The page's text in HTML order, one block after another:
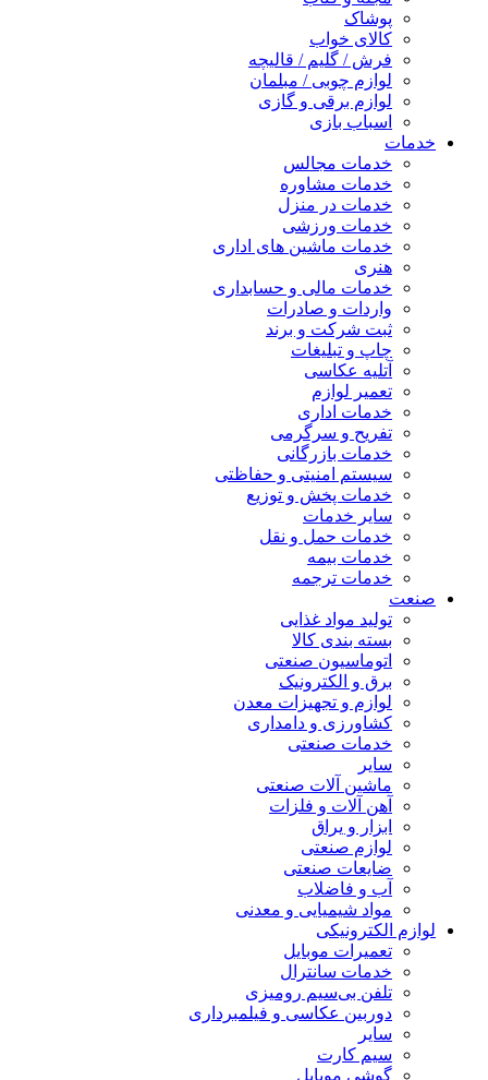
پوشاک
کالای خواب
فرش / گلیم / قالیچه
لوازم چوبی / مبلمان
لوازم برقی و گازی
اسباب بازی
خدمات
خدمات مجالس
خدمات مشاوره
خدمات در منزل
خدمات ورزشی
خدمات ماشین های اداری
هنری
خدمات مالی و حسابداری
واردات و صادرات
ثبت شرکت و برند
چاپ و تبلیغات
آتلیه عکاسی
تعمیر لوازم
خدمات اداری
تفریح و سرگرمی
خدمات بازرگانی
سیستم امنیتی و حفاظتی
خدمات پخش و توزیع
سایر خدمات
خدمات حمل و نقل
خدمات بیمه
خدمات ترجمه
صنعت
تولید مواد غذایی
بسته بندی کالا
اتوماسیون صنعتی
برق و الکترونیک
لوازم و تجهیزات معدن
کشاورزی و دامداری
خدمات صنعتی
سایر
ماشین آلات صنعتی
آهن آلات و فلزات
ابزار و یراق
لوازم صنعتی
ضایعات صنعتی
آب و فاضلاب
مواد شیمیایی و معدنی
لوازم الکترونیکی
تعمیرات موبایل
خدمات سانترال
تلفن بی‌سیم رومیزی
دوربین عکاسی و فیلمبرداری
سایر
سیم کارت
گوشی موبایل